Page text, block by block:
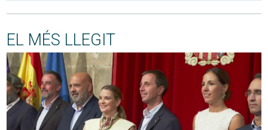
EL MÉS LLEGIT